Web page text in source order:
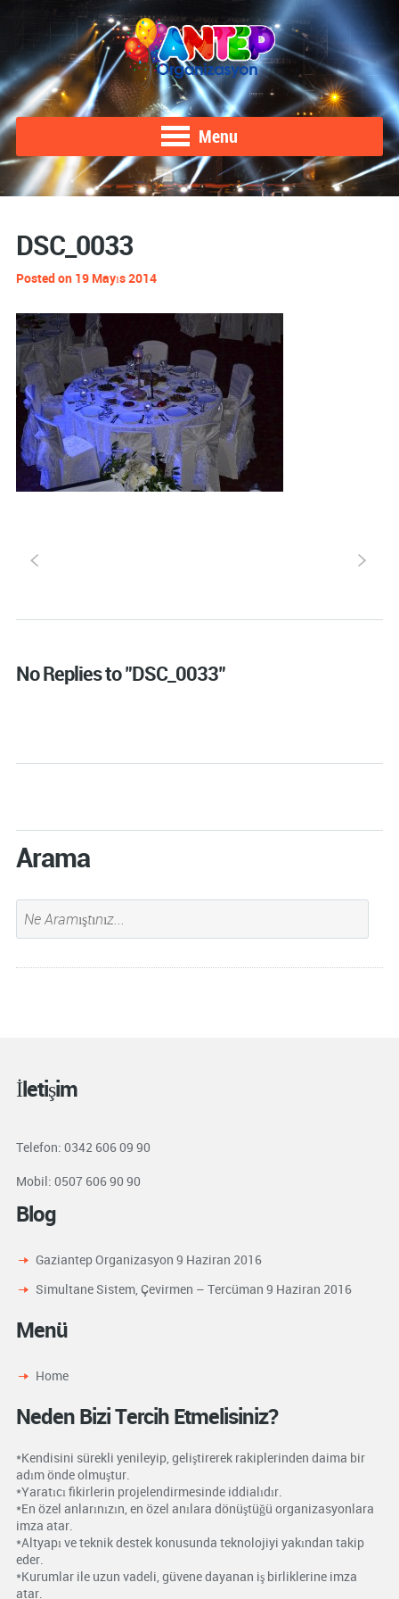
Menu
DSC_0033
Posted on 19 Mayıs 2014
S s
No Replies to "DSC_0033"
Arama
İletişim
Telefon: 0342 606 09 90
Mobil: 0507 606 90 90
Blog
Gaziantep Organizasyon 9 Haziran 2016
Simultane Sistem, Çevirmen – Tercüman 9 Haziran 2016
Menü
Home
Neden Bizi Tercih Etmelisiniz?
*Kendisini sürekli yenileyip, geliştirerek rakiplerinden daima bir
adım önde olmuştur.
*Yaratıcı fikirlerin projelendirmesinde iddialıdır.
*En özel anlarınızın, en özel anılara dönüştüğü organizasyonlara
imza atar.
*Altyapı ve teknik destek konusunda teknolojiyi yakından takip
eder.
*Kurumlar ile uzun vadeli, güvene dayanan iş birliklerine imza
atar.